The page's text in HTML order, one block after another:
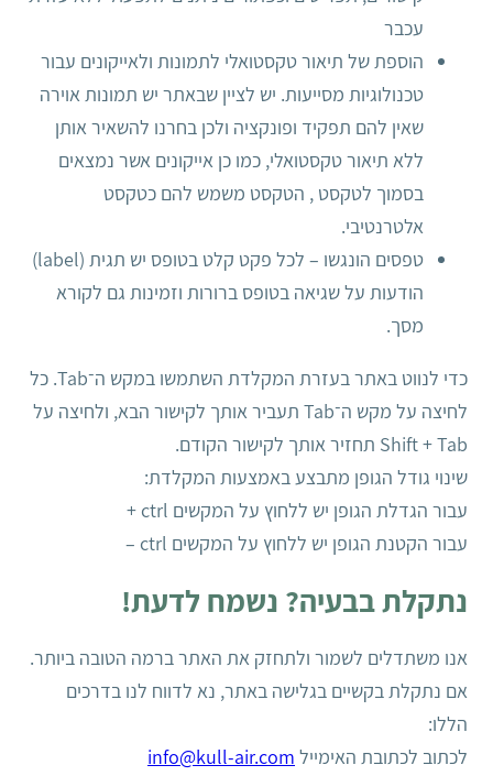
עכבר
הוספת של תיאור טקסטואלי לתמונות ולאייקונים עבור
טכנולוגיות מסייעות. יש לציין שבאתר יש תמונות אוירה
שאין להם תפקיד ופונקציה ולכן בחרנו להשאיר אותן
ללא תיאור טקסטואלי, כמו כן אייקונים אשר נמצאים
בסמוך לטקסט , הטקסט משמש להם כטקסט
אלטרנטיבי.
טפסים הונגשו – לכל פקט קלט בטופס יש תגית (label)
הודעות על שגיאה בטופס ברורות וזמינות גם לקורא
מסך.
כדי לנווט באתר בעזרת המקלדת השתמשו במקש ה־Tab. כל
לחיצה על מקש ה־Tab תעביר אותך לקישור הבא, ולחיצה על
Shift + Tab תחזיר אותך לקישור הקודם.
שינוי גודל הגופן מתבצע באמצעות המקלדת:
עבור הגדלת הגופן יש ללחוץ על המקשים ctrl +
עבור הקטנת הגופן יש ללחוץ על המקשים ctrl –
נתקלת בבעיה? נשמח לדעת!
אנו משתדלים לשמור ולתחזק את האתר ברמה הטובה ביותר.
אם נתקלת בקשיים בגלישה באתר, נא לדווח לנו בדרכים
הללו:
לכתוב לכתובת האימייל info@kull-air.com